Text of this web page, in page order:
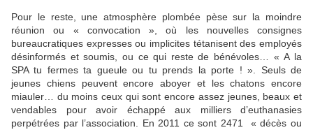
Pour le reste, une atmosphère plombée pèse sur la moindre
réunion ou « convocation », où les nouvelles consignes
bureaucratiques expresses ou implicites tétanisent des employés
désinformés et soumis, ou ce qui reste de bénévoles… « A la
SPA tu fermes ta gueule ou tu prends la porte ! ». Seuls de
jeunes chiens peuvent encore aboyer et les chatons encore
miauler… du moins ceux qui sont encore assez jeunes, beaux et
vendables pour avoir échappé aux milliers d’euthanasies
perpétrées par l’association. En 2011 ce sont 2471
« décès ou